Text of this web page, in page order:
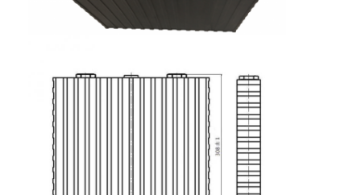
Circa noi
Controllo di qualità
Contattici
Notizie
Chatta adesso